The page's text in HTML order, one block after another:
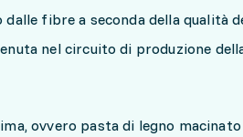
fibre a seconda della qualità
nel circuito di produzione
ovvero pasta di legno macinato